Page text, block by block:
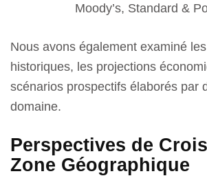
Moody’s, Standard &
Nous avons également examiné
historiques, les projections
scénarios prospectifs élaborés par
domaine.
Perspectives de
Zone Géographique